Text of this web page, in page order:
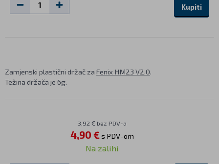
Kupiti
Zamjenski plastični držač za Fenix HM23 V2.0.
Težina držača je 6g.
3,92 € bez PDV-a
4,90 €s PDV-om
Na zalihi